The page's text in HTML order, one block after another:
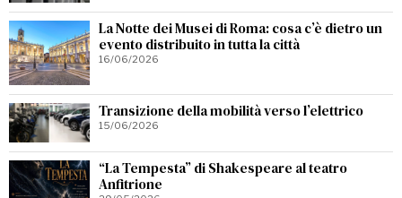
La Notte dei Musei di Roma: cosa c’è dietro un
evento distribuito in tutta la città
16/06/2026
Transizione della mobilità verso l’elettrico
15/06/2026
“La Tempesta” di Shakespeare al teatro
Anfitrione